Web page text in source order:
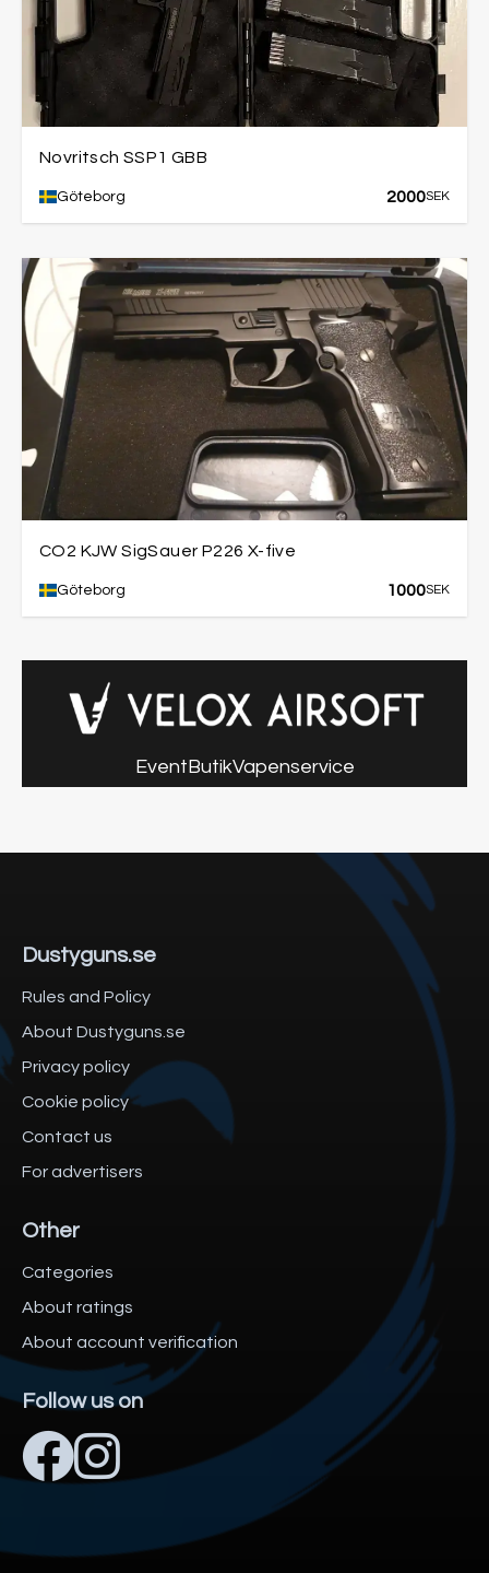
Novritsch SSP1 GBB
Göteborg 2000SEK
CO2 KJW SigSauer P226 X-five
Göteborg 1000SEK
EventButikVapenservice
Dustyguns.se
Rules and Policy
About Dustyguns.se
Privacy policy
Cookie policy
Contact us
For advertisers
Other
Categories
About ratings
About account verification
Follow us on